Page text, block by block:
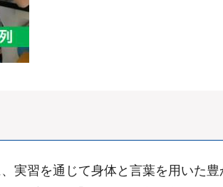
実習を通じて身体と言葉を用いた